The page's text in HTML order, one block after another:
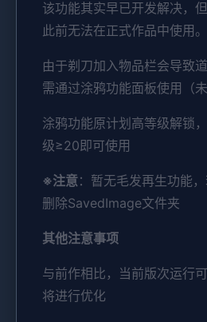
该功能其实早已开发解决，
此前无法在正式作品中使用。
由于剃刀加入物品栏会导致
需通过涂鸦功能面板使用（未
涂鸦功能原计划高等级解锁
级≥20即可使用
※注意：暂无毛发再生功能
删除SavedImage文件夹
其他注意事项
与前作相比，当前版次运行
将进行优化